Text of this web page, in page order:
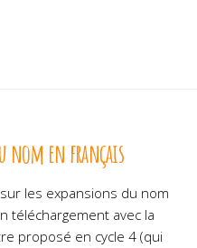
nom en français
les expansions du nom
téléchargement avec la
proposé en cycle 4 (qui